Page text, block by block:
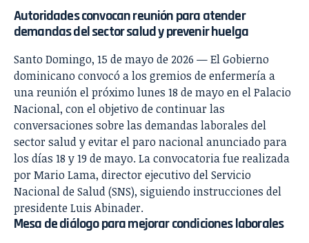
Autoridades convocan reunión para atender
demandas del sector salud y prevenir huelga
Santo Domingo, 15 de mayo de 2026 — El Gobierno
dominicano convocó a los gremios de enfermería a
una reunión el próximo lunes 18 de mayo en el Palacio
Nacional, con el objetivo de continuar las
conversaciones sobre las demandas laborales del
sector salud y evitar el paro nacional anunciado para
los días 18 y 19 de mayo. La convocatoria fue realizada
por Mario Lama, director ejecutivo del Servicio
Nacional de Salud (SNS), siguiendo instrucciones del
presidente Luis Abinader.
Mesa de diálogo para mejorar condiciones laborales